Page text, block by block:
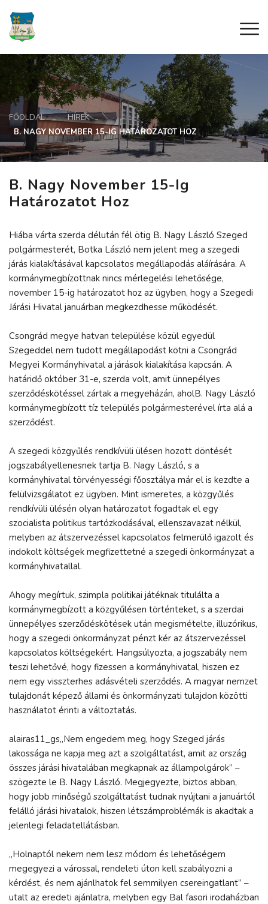
FŐOLDAL
HÍREK
B. NAGY NOVEMBER 15-IG HATÁROZATOT HOZ
B. Nagy November 15-Ig
Határozatot Hoz
Hiába várta szerda délután fél ötig B. Nagy László Szeged
polgármesterét, Botka László nem jelent meg a szegedi
járás kialakításával kapcsolatos megállapodás aláírására. A
kormánymegbízottnak nincs mérlegelési lehetősége,
november 15-ig határozatot hoz az ügyben, hogy a Szegedi
Járási Hivatal januárban megkezdhesse működését.
Csongrád megye hatvan települése közül egyedül
Szegeddel nem tudott megállapodást kötni a Csongrád
Megyei Kormányhivatal a járások kialakítása kapcsán. A
határidő október 31-e, szerda volt, amit ünnepélyes
szerződéskötéssel zártak a megyeházán, aholB. Nagy László
kormánymegbízott tíz település polgármesterével írta alá a
szerződést.
A szegedi közgyűlés rendkívüli ülésen hozott döntését
jogszabályellenesnek tartja B. Nagy László, s a
kormányhivatal törvényességi főosztálya már el is kezdte a
felülvizsgálatot ez ügyben. Mint ismeretes, a közgyűlés
rendkívüli ülésén olyan határozatot fogadtak el egy
szocialista politikus tartózkodásával, ellenszavazat nélkül,
melyben az átszervezéssel kapcsolatos felmerülő igazolt és
indokolt költségek megfizettetné a szegedi önkormányzat a
kormányhivatallal.
Ahogy megírtuk, szimpla politikai játéknak titulálta a
kormánymegbízott a közgyűlésen történteket, s a szerdai
ünnepélyes szerződéskötések után megismételte, illuzórikus,
hogy a szegedi önkormányzat pénzt kér az átszervezéssel
kapcsolatos költségekért. Hangsúlyozta, a jogszabály nem
teszi lehetővé, hogy fizessen a kormányhivatal, hiszen ez
nem egy visszterhes adásvételi szerződés. A magyar nemzet
tulajdonát képező állami és önkormányzati tulajdon közötti
használatot érinti a változtatás.
alairas11_gs„Nem engedem meg, hogy Szeged járás
lakossága ne kapja meg azt a szolgáltatást, amit az ország
összes járási hivatalában megkapnak az állampolgárok” –
szögezte le B. Nagy László. Megjegyezte, biztos abban,
hogy jobb minőségű szolgáltatást tudnak nyújtani a januártól
felálló járási hivatalok, hiszen létszámproblémák is akadtak a
jelenlegi feladatellátásban.
„Holnaptól nekem nem lesz módom és lehetőségem
megegyezi a várossal, rendeleti úton kell szabályozni a
kérdést, és nem ajánlhatok fel semmilyen csereingatlant” –
utalt az eredeti ajánlatra, melyben egy Bal fasori irodaházban